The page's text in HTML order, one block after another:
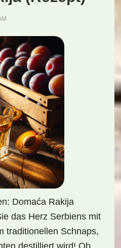
Domaća Rakija
das Herz Serbiens mit
traditionellen Schnaps,
destilliert wird! Ob